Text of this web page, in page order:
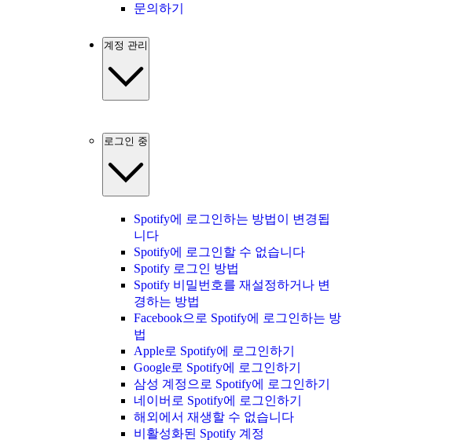
문의하기
계정 관리
로그인 중
Spotify에 로그인하는 방법이 변경됩
니다
Spotify에 로그인할 수 없습니다
Spotify 로그인 방법
Spotify 비밀번호를 재설정하거나 변
경하는 방법
Facebook으로 Spotify에 로그인하는 방
법
Apple로 Spotify에 로그인하기
Google로 Spotify에 로그인하기
삼성 계정으로 Spotify에 로그인하기
네이버로 Spotify에 로그인하기
해외에서 재생할 수 없습니다
비활성화된 Spotify 계정